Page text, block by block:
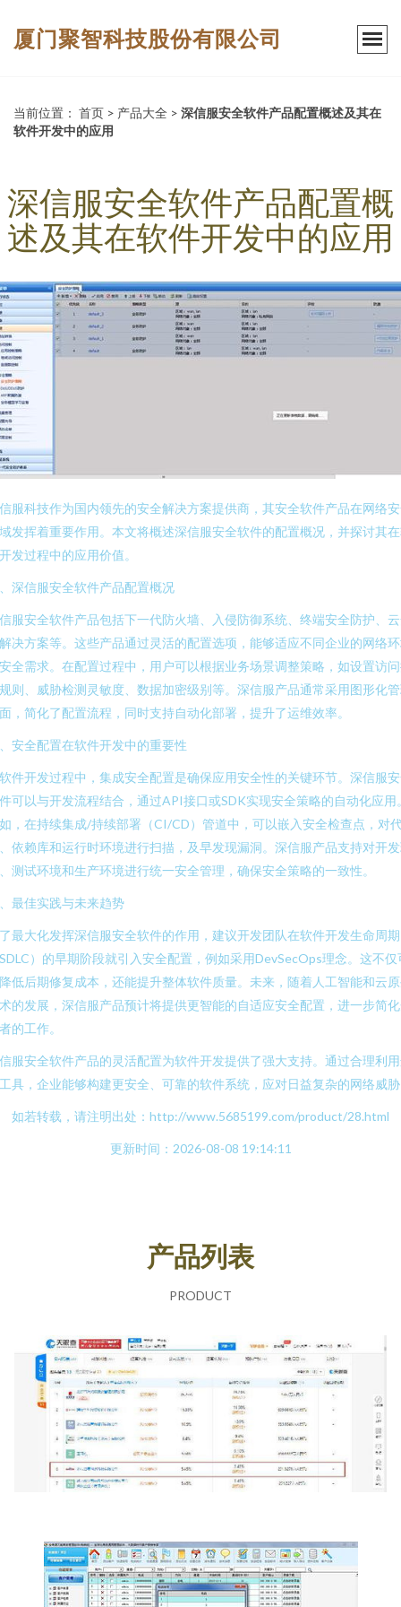
厦门聚智科技股份有限公司
当前位置： 首页 > 产品大全 > 深信服安全软件产品配置概述及其在
软件开发中的应用
深信服安全软件产品配置概
述及其在软件开发中的应用
服科技作为国内领先的安全解决方案提供商，其安全软件产品在网络
发挥着重要作用。本文将概述深信服安全软件的配置概况，并探讨其
发过程中的应用价值。
深信服安全软件产品配置概况
服安全软件产品包括下一代防火墙、入侵防御系统、终端安全防护、
决方案等。这些产品通过灵活的配置选项，能够适应不同企业的网络
全需求。在配置过程中，用户可以根据业务场景调整策略，如设置访
则、威胁检测灵敏度、数据加密级别等。深信服产品通常采用图形化
，简化了配置流程，同时支持自动化部署，提升了运维效率。
安全配置在软件开发中的重要性
件开发过程中，集成安全配置是确保应用安全性的关键环节。深信服
可以与开发流程结合，通过API接口或SDK实现安全策略的自动化应用
，在持续集成/持续部署（CI/CD）管道中，可以嵌入安全检查点，对
依赖库和运行时环境进行扫描，及早发现漏洞。深信服产品支持对开
测试环境和生产环境进行统一安全管理，确保安全策略的一致性。
最佳实践与未来趋势
最大化发挥深信服安全软件的作用，建议开发团队在软件开发生命周期
）的早期阶段就引入安全配置，例如采用DevSecOps理念。这不仅
低后期修复成本，还能提升整体软件质量。未来，随着人工智能和云
的发展，深信服产品预计将提供更智能的自适应安全配置，进一步简
的工作。
服安全软件产品的灵活配置为软件开发提供了强大支持。通过合理利
具，企业能够构建更安全、可靠的软件系统，应对日益复杂的网络威
如若转载，请注明出处：http://www.5685199.com/product/28.html
更新时间：2026-08-08 19:14:11
产品列表
PRODUCT